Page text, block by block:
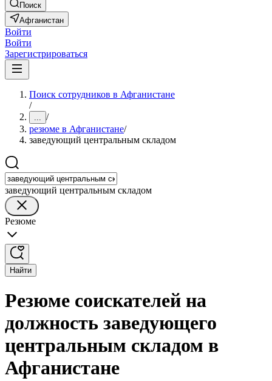
Поиск
Афганистан
Войти
Войти
Зарегистрироваться
Поиск сотрудников в Афганистане
/
... /
резюме в Афганистане/
заведующий центральным складом
заведующий центральным складом
Резюме
Найти
Резюме соискателей на
должность заведующего
центральным складом в
Афганистане